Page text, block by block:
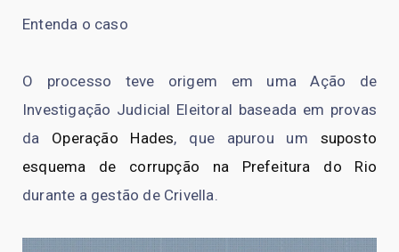
Entenda o caso
O processo teve origem em uma Ação de
Investigação Judicial Eleitoral baseada em provas
da Operação Hades, que apurou um suposto
esquema de corrupção na Prefeitura do Rio
durante a gestão de Crivella.